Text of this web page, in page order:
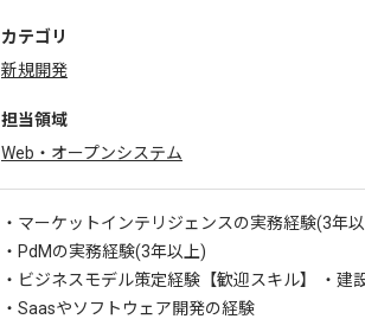
カテゴリ
新規開発
担当領域
Web・オープンシステム
・マーケットインテリジェンスの実務経験(3年
・PdMの実務経験(3年以上)
・ビジネスモデル策定経験 【歓迎スキル】 ・
・Saasやソフトウェア開発の経験